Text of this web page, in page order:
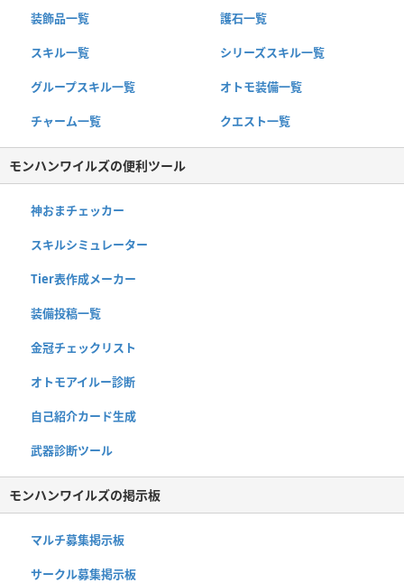
装飾品一覧 護石一覧
スキル一覧 シリーズスキル一覧
グループスキル一覧 オトモ装備一覧
チャーム一覧 クエスト一覧
モンハンワイルズの便利ツール
神おまチェッカー
スキルシミュレーター
Tier表作成メーカー
装備投稿一覧
金冠チェックリスト
オトモアイルー診断
自己紹介カード生成
武器診断ツール
モンハンワイルズの掲示板
マルチ募集掲示板
サークル募集掲示板